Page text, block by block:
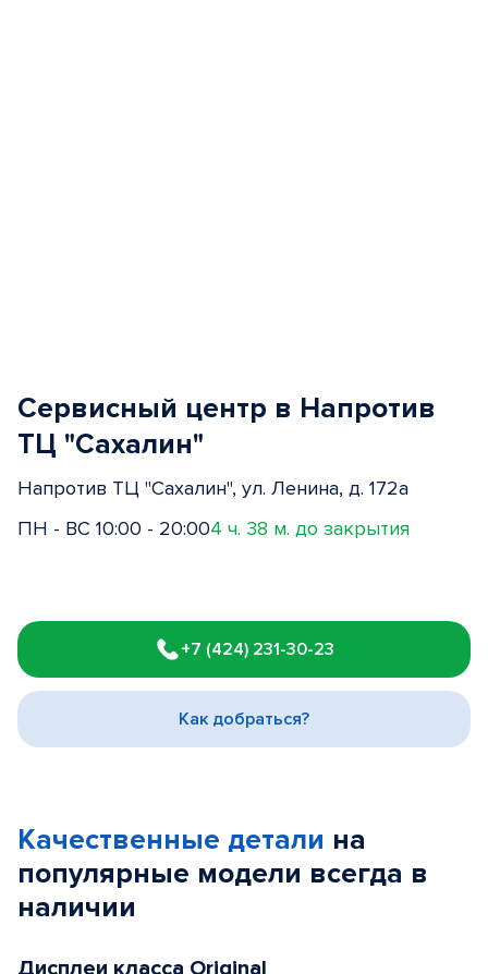
Сервисный центр в Напротив
ТЦ "Сахалин"
Напротив ТЦ "Сахалин", ул. Ленина, д. 172а
ПН - ВС 10:00 - 20:004 ч. 38 м. до закрытия
1
of
3
+7 (424) 231-30-23
Как добраться?
Качественные детали на
популярные модели всегда в
наличии
Дисплеи класса Original